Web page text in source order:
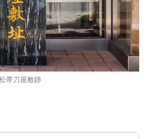
帯刀屋敷跡